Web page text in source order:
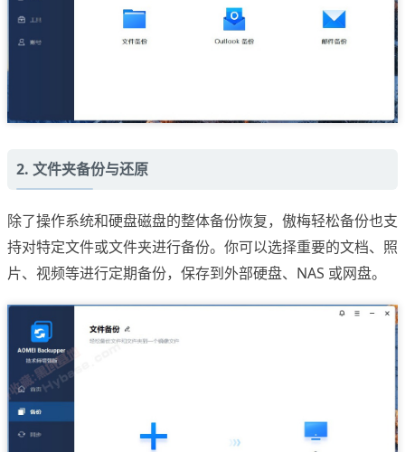
2. 文件夹备份与还原
除了操作系统和硬盘磁盘的整体备份恢复，傲梅轻松备份也支
持对特定文件或文件夹进行备份。你可以选择重要的文档、照
片、视频等进行定期备份，保存到外部硬盘、NAS 或网盘。